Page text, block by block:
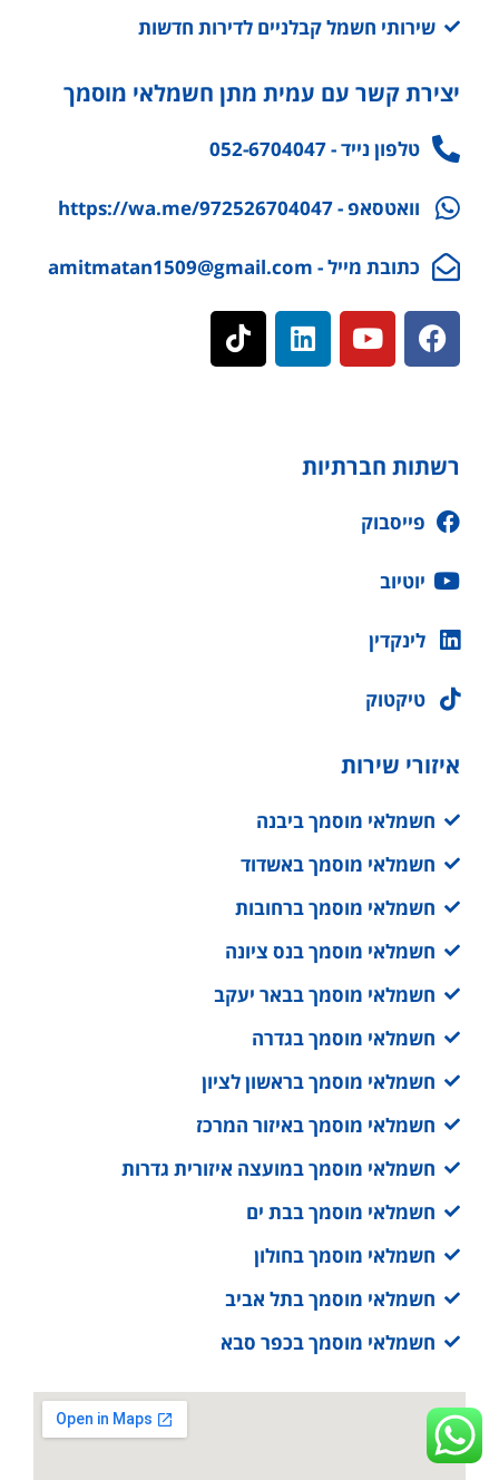
שירותי חשמל קבלניים לדירות חדשות
יצירת קשר עם עמית מתן חשמלאי מוסמך
טלפון נייד - 052-6704047
וואטסאפ - https://wa.me/972526704047
כתובת מייל - amitmatan1509@gmail.com
רשתות חברתיות
פייסבוק
יוטיוב
לינקדין
טיקטוק
איזורי שירות
חשמלאי מוסמך ביבנה
חשמלאי מוסמך באשדוד
חשמלאי מוסמך ברחובות
חשמלאי מוסמך בנס ציונה
חשמלאי מוסמך בבאר יעקב
חשמלאי מוסמך בגדרה
חשמלאי מוסמך בראשון לציון
חשמלאי מוסמך באיזור המרכז
חשמלאי מוסמך במועצה איזורית גדרות
חשמלאי מוסמך בבת ים
חשמלאי מוסמך בחולון
חשמלאי מוסמך בתל אביב
חשמלאי מוסמך בכפר סבא